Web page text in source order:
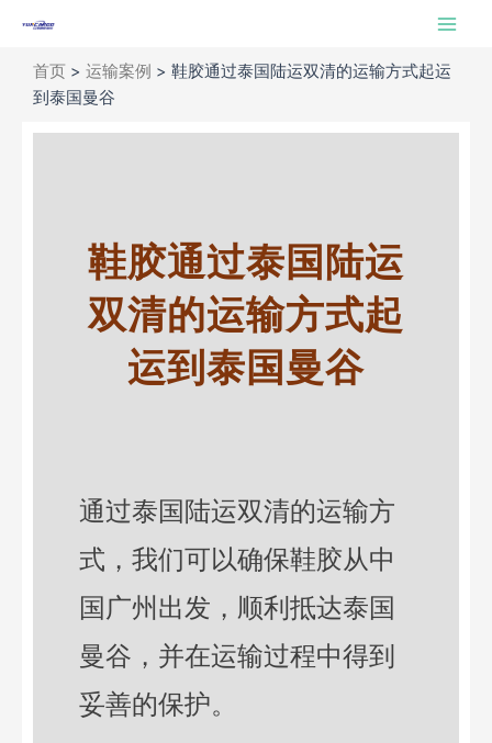
Main
首页 > 运输案例 > 鞋胶通过泰国陆运双清的运输方式起运
到泰国曼谷
鞋胶通过泰国陆运
双清的运输方式起
运到泰国曼谷
通过泰国陆运双清的运输方
式，我们可以确保鞋胶从中
国广州出发，顺利抵达泰国
曼谷，并在运输过程中得到
妥善的保护。